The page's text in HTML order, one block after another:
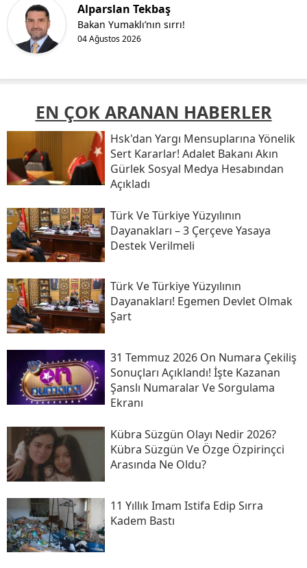
Alparslan Tekbaş
04 Ağustos 2026
Bakan Yumaklı’nın sırrı!
EN ÇOK ARANAN HABERLER
Hsk'dan Yargı Mensuplarına Yönelik
Sert Kararlar! Adalet Bakanı Akın
Gürlek Sosyal Medya Hesabından
Açıkladı
Türk Ve Türkiye Yüzyılının
Dayanakları – 3 Çerçeve Yasaya
Destek Verilmeli
Türk Ve Türkiye Yüzyılının
Dayanakları! Egemen Devlet Olmak
Şart
31 Temmuz 2026 On Numara Çekiliş
Sonuçları Açıklandı! İşte Kazanan
Şanslı Numaralar Ve Sorgulama
Ekranı
Kübra Süzgün Olayı Nedir 2026?
Kübra Süzgün Ve Özge Özpirinçci
Arasında Ne Oldu?
11 Yıllık Imam Istifa Edip Sırra
Kadem Bastı